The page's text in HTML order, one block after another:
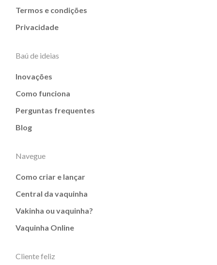
Termos e condições
Privacidade
Baú de ideias
Inovações
Como funciona
Perguntas frequentes
Blog
Navegue
Como criar e lançar
Central da vaquinha
Vakinha ou vaquinha?
Vaquinha Online
Cliente feliz